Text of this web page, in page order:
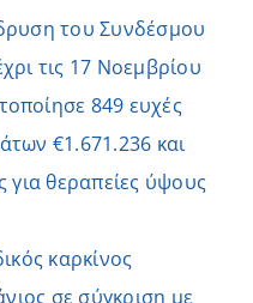
του Συνδέσμου
τις 17 Νοεμβρίου
849 ευχές
€1.671.236 και
για θεραπείες ύψους
καρκίνος
σε σύγκριση με